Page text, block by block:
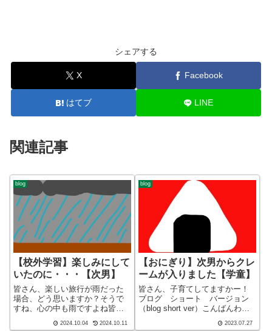
シェアする
X Facebook
はてブ LINE
関連記事
blog
【校外学習】楽しみにして
いたのに・・・【次男】
皆さん、楽しい旅行が雨だった
場合、どう思いますか？そうで
すね、心の中も雨ですよね皆さ
グ ショート バージョン（blog
2024.10.04 2024.10.11
blog
【おにぎり】次男からクレ
ームが入りました【学童】
皆さん、子育てしてますかー！
ブログ ショート バージョン
（blog short ver）こんばんわ、
いる ざぶ(@meitou_zabuton)で
2023.07.27